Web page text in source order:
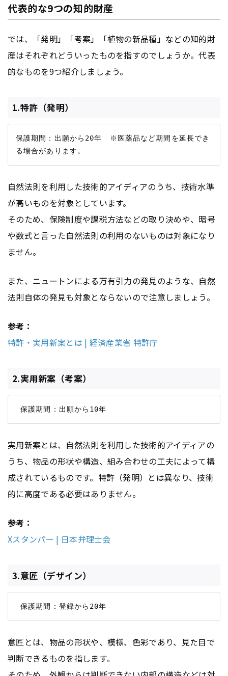
代表的な9つの知的財産
では、「発明」「考案」「植物の新品種」などの知的財
産はそれぞれどういったものを指すのでしょうか。代表
的なものを9つ紹介しましょう。
1.特許（発明）
保護期間：出願から20年　※医薬品など期間を延長でき
自然法則を利用した技術的アイディアのうち、技術水準
が高いものを対象としています。
そのため、保険制度や課税方法などの取り決めや、暗号
や数式と言った自然法則の利用のないものは対象になり
ません。
また、ニュートンによる万有引力の発見のような、自然
法則自体の発見も対象とならないので注意しましょう。
参考：
特許・実用新案とは | 経済産業省 特許庁
2.実用新案（考案）
実用新案とは、自然法則を利用した技術的アイディアの
うち、物品の形状や構造、組み合わせの工夫によって構
成されているものです。特許（発明）とは異なり、技術
的に高度である必要はありません。
参考：
Xスタンパー | 日本弁理士会
3.意匠（デザイン）
意匠とは、物品の形状や、模様、色彩であり、見た目で
判断できるものを指します。